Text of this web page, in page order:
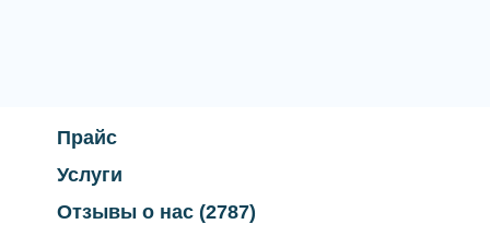
Прайс
Услуги
Отзывы о нас (2787)